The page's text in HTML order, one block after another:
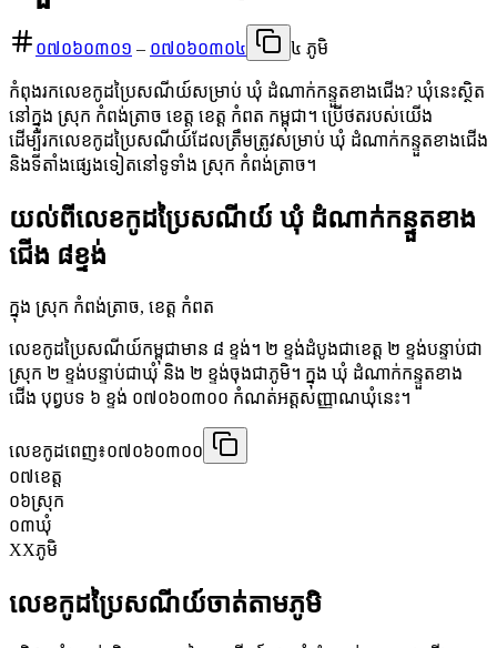
០៧០៦០៣០១ – ០៧០៦០៣០៤ ៤ ភូមិ
កំពុងរកលេខកូដប្រៃសណីយ៍សម្រាប់ ឃុំ ដំណាក់កន្ទួតខាងជើង? ឃុំនេះស្ថិត
នៅក្នុង ស្រុក កំពង់ត្រាច ខេត្ត ខេត្ត កំពត កម្ពុជា។ ប្រើថតរបស់យើង
ដើម្បីរកលេខកូដប្រៃសណីយ៍ដែលត្រឹមត្រូវសម្រាប់ ឃុំ ដំណាក់កន្ទួតខាងជើង
និងទីតាំងផ្សេងទៀតនៅទូទាំង ស្រុក កំពង់ត្រាច។
យល់ពីលេខកូដប្រៃសណីយ៍ ឃុំ ដំណាក់កន្ទួតខាង
ជើង ៨ខ្ទង់
ក្នុង ស្រុក កំពង់ត្រាច, ខេត្ត កំពត
លេខកូដប្រៃសណីយ៍កម្ពុជាមាន ៨ ខ្ទង់។ ២ ខ្ទង់ដំបូងជាខេត្ត ២ ខ្ទង់បន្ទាប់ជា
ស្រុក ២ ខ្ទង់បន្ទាប់ជាឃុំ និង ២ ខ្ទង់ចុងជាភូមិ។ ក្នុង ឃុំ ដំណាក់កន្ទួតខាង
ជើង បុព្វបទ ៦ ខ្ទង់ ០៧០៦០៣០០ កំណត់អត្តសញ្ញាណឃុំនេះ។
លេខកូដពេញ៖០៧០៦០៣០០
០៧ខេត្ត
០៦ស្រុក
០៣ឃុំ
XXភូមិ
លេខកូដប្រៃសណីយ៍ចាត់តាមភូមិ